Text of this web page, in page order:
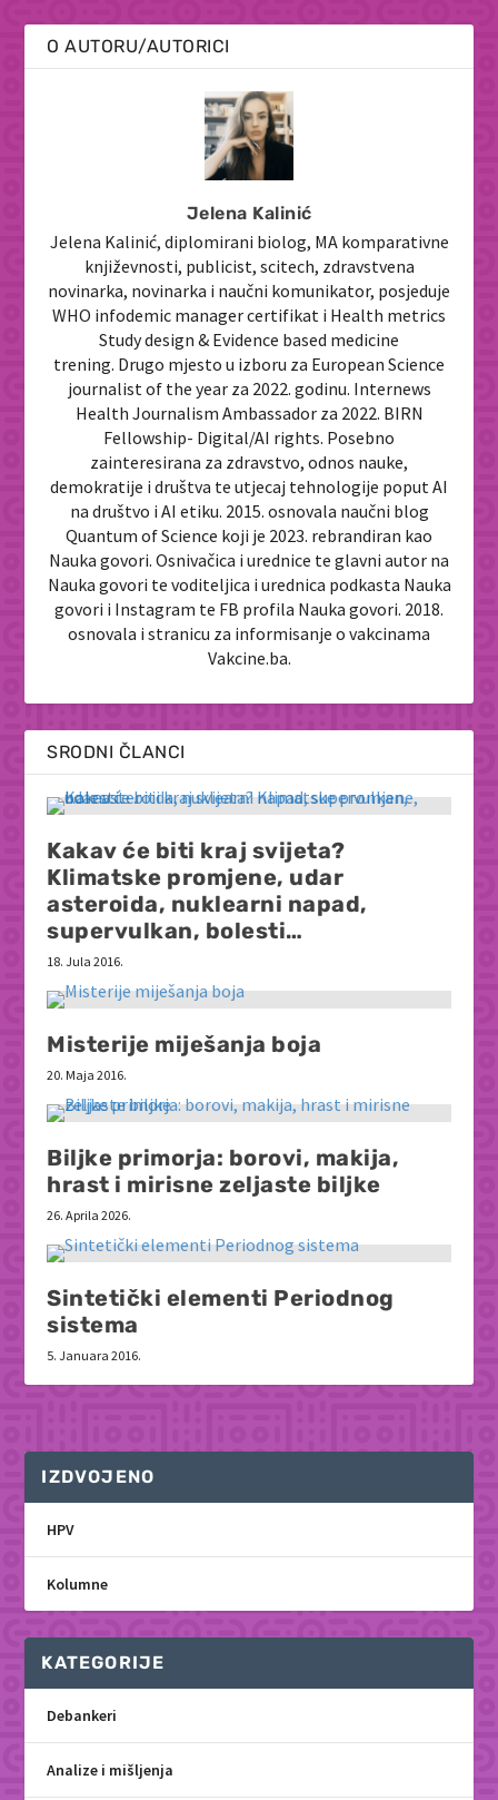
O AUTORU/AUTORICI
Jelena Kalinić
Jelena Kalinić, diplomirani biolog, MA komparativne
književnosti, publicist, scitech, zdravstvena
novinarka, novinarka i naučni komunikator, posjeduje
WHO infodemic manager certifikat i Health metrics
Study design & Evidence based medicine
trening. Drugo mjesto u izboru za European Science
journalist of the year za 2022. godinu. Internews
Health Journalism Ambassador za 2022. BIRN
Fellowship- Digital/AI rights. Posebno
zainteresirana za zdravstvo, odnos nauke,
demokratije i društva te utjecaj tehnologije poput AI
na društvo i AI etiku. 2015. osnovala naučni blog
Quantum of Science koji je 2023. rebrandiran kao
Nauka govori. Osnivačica i urednice te glavni autor na
Nauka govori te voditeljica i urednica podkasta Nauka
govori i Instagram te FB profila Nauka govori. 2018.
osnovala i stranicu za informisanje o vakcinama
Vakcine.ba.
SRODNI ČLANCI
Kakav će biti kraj svijeta?
Klimatske promjene, udar
asteroida, nuklearni napad,
supervulkan, bolesti…
18. Jula 2016.
Misterije miješanja boja
20. Maja 2016.
Biljke primorja: borovi, makija,
hrast i mirisne zeljaste biljke
26. Aprila 2026.
Sintetički elementi Periodnog
sistema
5. Januara 2016.
IZDVOJENO
HPV
Kolumne
KATEGORIJE
Debankeri
Analize i mišljenja